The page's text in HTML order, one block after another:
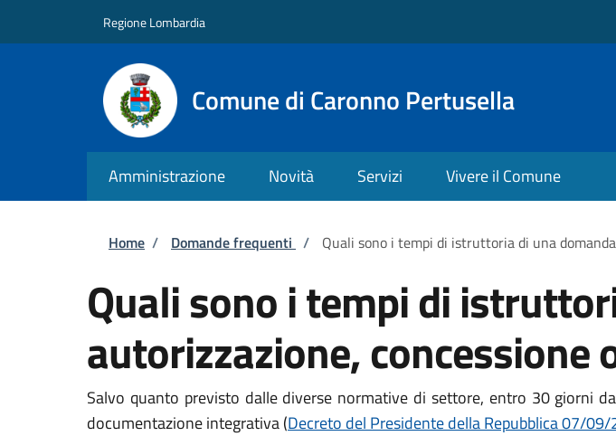
Regione Lombardia
Comune di Caronno Pertusella
Amministrazione Novità Servizi Vivere il Comune
Briciole di pane
Home / Domande frequenti / Quali sono i tempi di istruttoria di una
Quali sono i tempi di
autorizzazione, concessione
Salvo quanto previsto dalle diverse normative di settore, entro 30 giorni
documentazione integrativa (Decreto del Presidente della Repubblica 07/